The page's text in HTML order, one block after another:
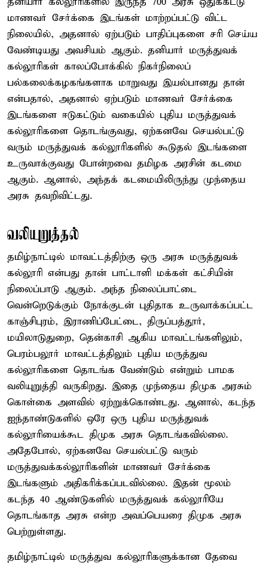
மாணவர் சேர்க்கை இடங்கள் மாற்றப்பட்டு விட்ட
நிலையில், அதனால் ஏற்படும் பாதிப்புகளை சரி செய்ய
வேண்டியது அவசியம் ஆகும். தனியார் மருத்துவக்
கல்லூரிகள் காலப்போக்கில் நிகர்நிலைப்
பல்கலைக்கழகங்களாக மாறுவது இயல்பானது தான்
என்பதால், அதனால் ஏற்படும் மாணவர் சேர்க்கை
இடங்களை ஈடுகட்டும் வகையில் புதிய மருத்துவக்
கல்லூரிகளை தொடங்குவது, ஏற்கனவே செயல்பட்டு
வரும் மருத்துவக் கல்லூரிகளில் கூடுதல் இடங்களை
உருவாக்குவது போன்றவை தமிழக அரசின் கடமை
ஆகும். ஆனால், அந்தக் கடமையிலிருந்து முந்தைய
அரசு தவறிவிட்டது.
வலியுறுத்தல்
தமிழ்நாட்டில் மாவட்டத்திற்கு ஒரு அரசு மருத்துவக்
கல்லூரி என்பது தான் பாட்டாளி மக்கள் கட்சியின்
நிலைப்பாடு ஆகும். அந்த நிலைப்பாட்டை
வென்றெடுக்கும் நோக்குடன் புதிதாக உருவாக்கப்பட்ட
காஞ்சிபுரம், இராணிப்பேட்டை, திருப்பத்தூர்,
மயிலாடுதுறை, தென்காசி ஆகிய மாவட்டங்களிலும்,
பெரம்பலூர் மாவட்டத்திலும் புதிய மருத்துவ
கல்லூரிகளை தொடங்க வேண்டும் என்றும் பாமக
வலியுறுத்தி வருகிறது. இதை முந்தைய திமுக அரசும்
கொள்கை அளவில் ஏற்றுக்கொண்டது. ஆனால், கடந்த
ஐந்தாண்டுகளில் ஒரே ஒரு புதிய மருத்துவக்
கல்லூரியைக்கூட திமுக அரசு தொடங்கவில்லை.
அதேபோல், ஏற்கனவே செயல்பட்டு வரும்
மருத்துவக்கல்லூரிகளின் மாணவர் சேர்க்கை
இடங்களும் அதிகரிக்கப்படவில்லை. இதன் மூலம்
கடந்த 40 ஆண்டுகளில் மருத்துவக் கல்லூரியே
தொடங்காத அரசு என்ற அவப்பெயரை திமுக அரசு
பெற்றுள்ளது.
தமிழ்நாட்டில் மருத்துவ கல்லூரிகளுக்கான தேவை